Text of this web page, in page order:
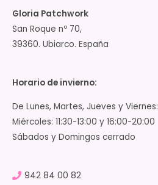
Gloria Patchwork
San Roque nº 70,
39360. Ubiarco. España
Horario de invierno:
De Lunes, Martes, Jueves y Viernes:
Miércoles: 11:30-13:00 y 16:00-20:00
Sábados y Domingos cerrado
942 84 00 82